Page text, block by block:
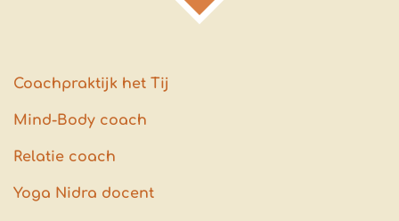
Coachpraktijk het Tij
Mind-Body coach
Relatie coach
Yoga Nidra docent